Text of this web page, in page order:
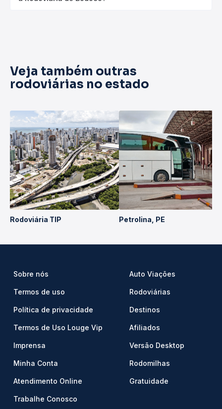
Veja também outras
rodoviárias no estado
Rodoviária TIP Petrolina, PE
Sobre nós
Termos de uso
Política de privacidade
Termos de Uso Louge Vip
Imprensa
Minha Conta
Atendimento Online
Trabalhe Conosco
Auto Viações
Rodoviárias
Destinos
Afiliados
Versão Desktop
Rodomilhas
Gratuidade